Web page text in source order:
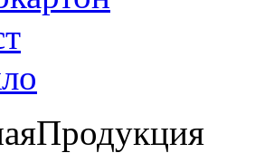
Продукция